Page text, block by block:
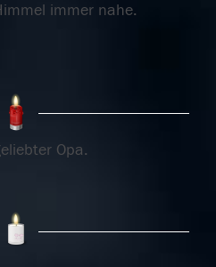
immer nahe.
Opa.